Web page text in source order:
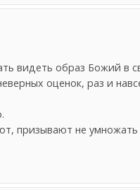
видеть образ Божий в
оценок, раз и
призывают не